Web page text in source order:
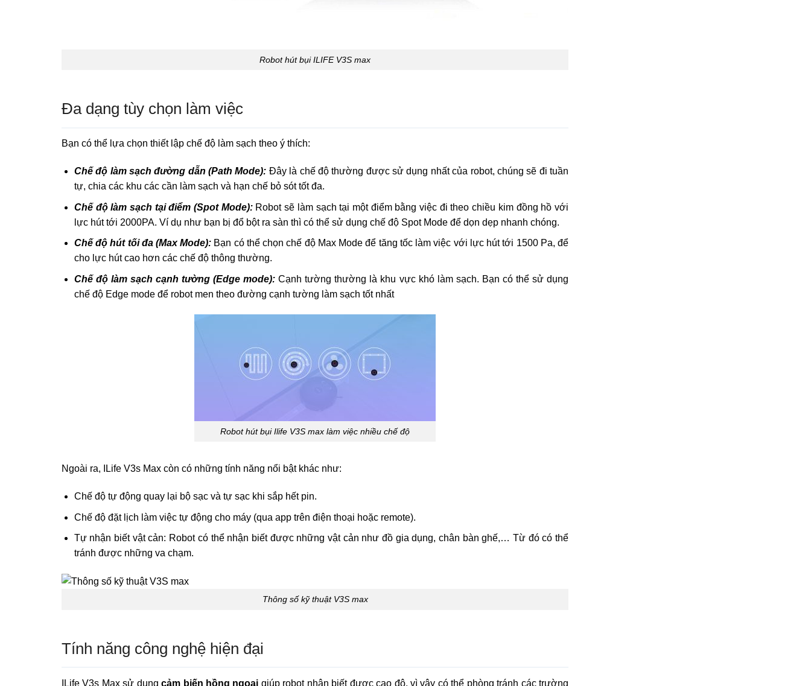
Robot hút bụi ILIFE V3S max
Đa dạng tùy chọn làm việc
Bạn có thể lựa chọn thiết lập chế độ làm sạch theo ý thích:
Chế độ làm sạch đường dẫn (Path Mode): Đây là chế độ thường được sử dụng nhất của robot, chúng sẽ đi tuần
tự, chia các khu các cần làm sạch và hạn chế bỏ sót tốt đa.
Chế độ làm sạch tại điểm (Spot Mode):Robot sẽ làm sạch tại một điểm bằng việc đi theo chiều kim đồng hồ với
lực hút tới 2000PA. Ví dụ như bạn bị đổ bột ra sàn thì có thể sử dụng chế độ Spot Mode để dọn dẹp nhanh chóng.
Chế độ hút tối đa (Max Mode): Bạn có thể chọn chế độ Max Mode để tăng tốc làm việc với lực hút tới 1500 Pa, để
cho lực hút cao hơn các chế độ thông thường.
Chế độ làm sạch cạnh tường (Edge mode): Cạnh tường thường là khu vực khó làm sạch. Bạn có thể sử dụng
chế độ Edge mode để robot men theo đường cạnh tường làm sạch tốt nhất
Robot hút bụi Ilife V3S max làm việc nhiều chế độ
Ngoài ra, ILife V3s Max còn có những tính năng nổi bật khác như:
Chế độ tự động quay lại bộ sạc và tự sạc khi sắp hết pin.
Chế độ đặt lịch làm việc tự động cho máy (qua app trên điện thoại hoặc remote).
Tự nhận biết vật cản: Robot có thể nhận biết được những vật cản như đồ gia dụng, chân bàn ghế,… Từ đó có thể
tránh được những va chạm.
Thông số kỹ thuật V3S max
Tính năng công nghệ hiện đại
ILife V3s Max sử dụng cảm biến hồng ngoại giúp robot nhận biết được cao độ, vì vậy có thể phòng tránh các trường